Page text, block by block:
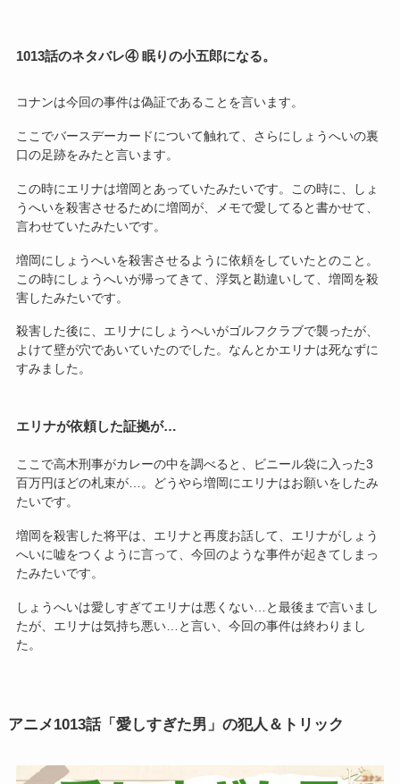
1013話のネタバレ④ 眠りの小五郎になる。
コナンは今回の事件は偽証であることを言います。
ここでバースデーカードについて触れて、さらにしょうへいの裏
口の足跡をみたと言います。
この時にエリナは増岡とあっていたみたいです。この時に、しょ
うへいを殺害させるために増岡が、メモで愛してると書かせて、
言わせていたみたいです。
増岡にしょうへいを殺害させるように依頼をしていたとのこと。
この時にしょうへいが帰ってきて、浮気と勘違いして、増岡を殺
害したみたいです。
殺害した後に、エリナにしょうへいがゴルフクラブで襲ったが、
よけて壁が穴であいていたのでした。なんとかエリナは死なずに
すみました。
エリナが依頼した証拠が…
ここで高木刑事がカレーの中を調べると、ビニール袋に入った3
百万円ほどの札束が…。どうやら増岡にエリナはお願いをしたみ
たいです。
増岡を殺害した将平は、エリナと再度お話して、エリナがしょう
へいに嘘をつくように言って、今回のような事件が起きてしまっ
たみたいです。
しょうへいは愛しすぎてエリナは悪くない…と最後まで言いまし
たが、エリナは気持ち悪い…と言い、今回の事件は終わりまし
た。
アニメ1013話「愛しすぎた男」の犯人＆トリック